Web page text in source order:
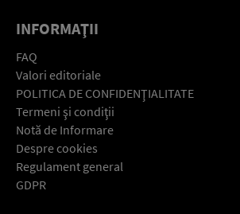
INFORMAŢII
FAQ
Valori editoriale
POLITICA DE CONFIDENŢIALITATE
Termeni şi condiţii
Notă de Informare
Despre cookies
Regulament general
GDPR